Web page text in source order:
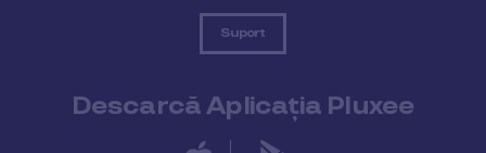
Suport
Descarcă Aplicația Pluxee